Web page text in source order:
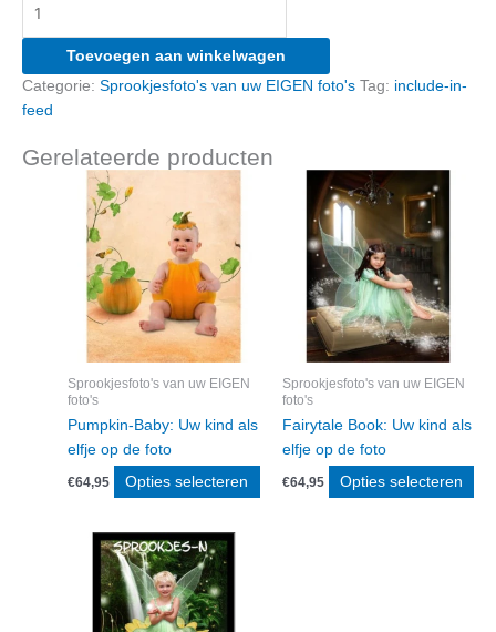
02:
kind
als
elfje
de
Toevoegen aan winkelwagen
Categorie: Sprookjesfoto's van uw EIGEN foto's Tag: include-in-
feed
Gerelateerde producten
Sprookjesfoto's van uw EIGEN
foto's
Pumpkin-Baby: Uw kind als
elfje op de foto
€64,95 Opties selecteren
Sprookjesfoto's van uw EIGEN
foto's
Fairytale Book: Uw kind als
elfje op de foto
€64,95 Opties selecteren